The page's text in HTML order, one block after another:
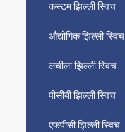
कस्टम झिल्ली स्विच
औद्योगिक झिल्ली स्विच
लचीला झिल्ली स्विच
पीसीबी झिल्ली स्विच
एफपीसी झिल्ली स्विच